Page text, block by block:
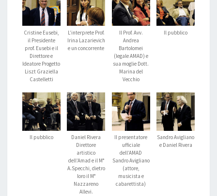
Cristine Eusebi,
il Presidente
prof. Eusebi e il
Direttore e
Ideatore Progetto
Liszt Graziella
Castelletti
L’interprete Prof.
Irina Lazarievich
e un concorrente
Il Prof. Avv.
Andrea
Bartolomei
(legale AMAD) e
sua moglie Dott.
Marina del
Vecchio
Il pubblico
Il pubblico
Daniel Rivera
Direttore
artistico
dell’Amad e il M°
A.Specchi, dietro
loro il M°
Nazzareno
Allevi.
Il presentatore
ufficiale
dell’AMAD
Sandro Avigliano
(attore,
musicista e
cabarettista)
Sandro Avigliano
e Daniel Rivera